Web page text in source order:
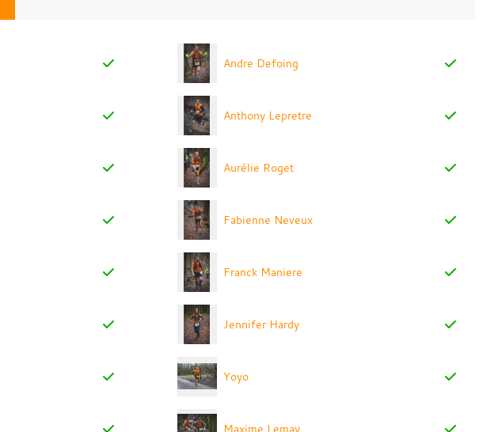
Andre Defoing
Anthony Lepretre
Aurélie Roget
Fabienne Neveux
Franck Maniere
Jennifer Hardy
Yoyo
Maxime Lemay